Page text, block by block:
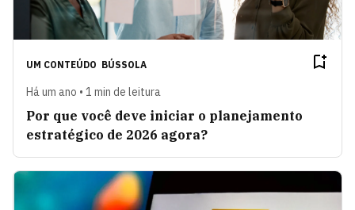
UM CONTEÚDO BÚSSOLA
Há um ano • 1 min de leitura
Por que você deve iniciar o planejamento
estratégico de 2026 agora?